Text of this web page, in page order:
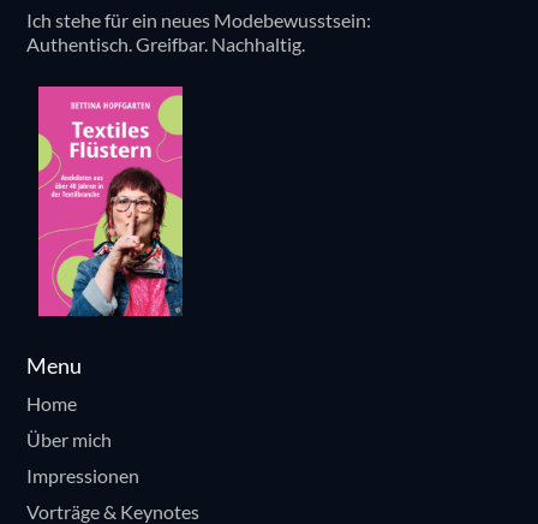
Ich stehe für ein neues Modebewusstsein:
Authentisch. Greifbar. Nachhaltig.
Menu
Home
Über mich
Impressionen
Vorträge & Keynotes